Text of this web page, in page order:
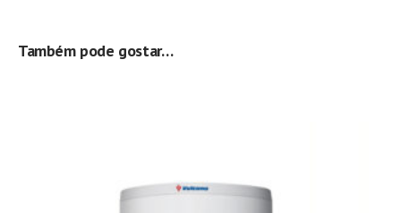
Também pode gostar…